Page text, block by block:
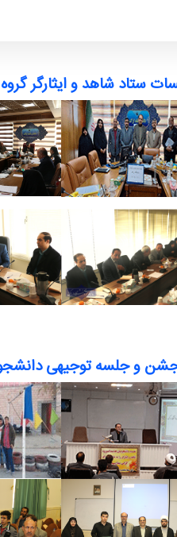
ستاد شاهد و ایثارگر گروه
و جلسه توجیهی